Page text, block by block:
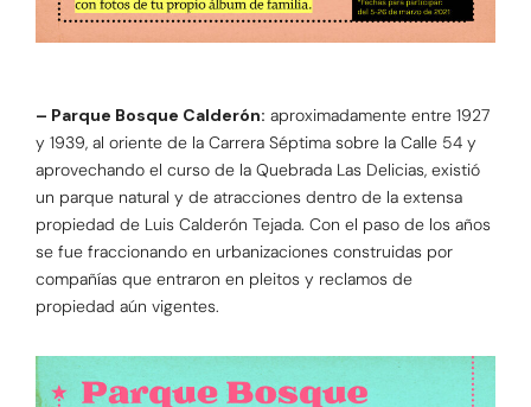
– Parque Bosque Calderón: aproximadamente entre 1927
y 1939, al oriente de la Carrera Séptima sobre la Calle 54 y
aprovechando el curso de la Quebrada Las Delicias, existió
un parque natural y de atracciones dentro de la extensa
propiedad de Luis Calderón Tejada. Con el paso de los años
se fue fraccionando en urbanizaciones construidas por
compañías que entraron en pleitos y reclamos de
propiedad aún vigentes.